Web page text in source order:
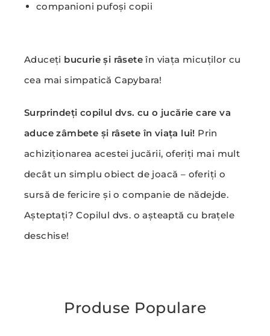
companioni pufoși copii
Aduceți bucurie și râsete în viața micuților cu
cea mai simpatică Capybara!
Surprindeți copilul dvs. cu o jucărie care va
aduce zâmbete și râsete în viața lui! Prin
achiziționarea acestei jucării, oferiți mai mult
decât un simplu obiect de joacă – oferiți o
sursă de fericire și o companie de nădejde.
Așteptați? Copilul dvs. o așteaptă cu brațele
deschise!
Produse Populare